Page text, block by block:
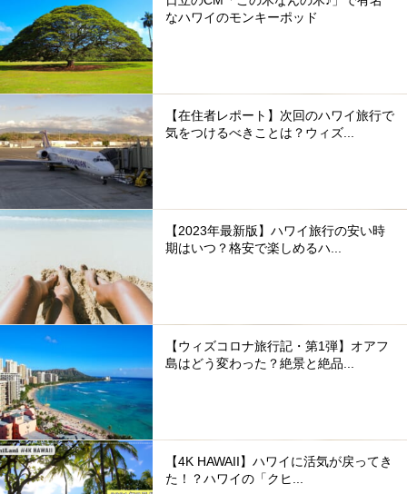
なハワイのモンキーポッド
【在住者レポート】次回のハワイ旅行で
気をつけるべきことは？ウィズ...
【2023年最新版】ハワイ旅行の安い時
期はいつ？格安で楽しめるハ...
【ウィズコロナ旅行記・第1弾】オアフ
島はどう変わった？絶景と絶品...
【4K HAWAII】ハワイに活気が戻ってき
た！？ハワイの「クヒ...